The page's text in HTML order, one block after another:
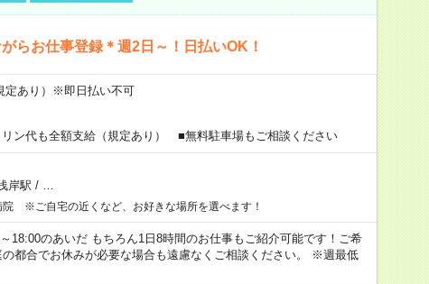
お仕事登録＊週2日～！日払いOK！
あり）※即日払い不可
ン代も全額支給（規定あり） ■無料駐車場もご相談ください
岸駅 / …
院 ※ご自宅の近くなど、お好きな場所を選べます！
18:00のあいだ もちろん1日8時間のお仕事もご紹介可能です！ご希
都合でお休みが必要な場合も遠慮なくご相談ください。 ※週最低